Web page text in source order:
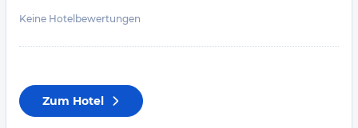
Keine Hotelbewertungen
Zum Hotel